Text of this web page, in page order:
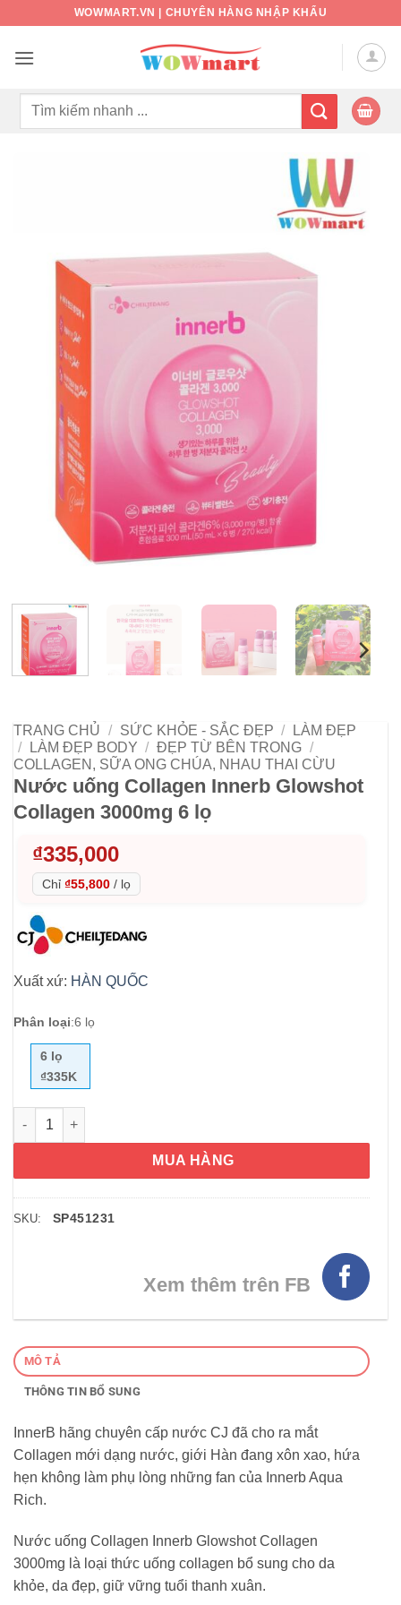
nội
WOWMART.VN | CHUYÊN HÀNG NHẬP KHẨU
Tìm
TRANG CHỦ / SỨC KHỎE - SẮC ĐẸP /
LÀM ĐẸP
/
LÀM ĐẸP BODY / ĐẸP TỪ BÊN TRONG /
COLLAGEN, SỮA ONG CHÚA, NHAU THAI CỪU
Nước uống Collagen Innerb Glowshot
Collagen 3000mg 6 lọ
₫335,000
Chỉ ₫55,800 / lọ
Xuất xứ: HÀN QUỐC
Phân loại:6 lọ
6 lọ
₫335K
Nước uống Collagen Innerb Glowshot Collagen 3000mg 6 lọ
MUA HÀNG
SKU: SP451231
Xem thêm trên FB
MÔ TẢ
THÔNG TIN BỔ SUNG
InnerB hãng chuyên cấp nước CJ đã cho ra mắt
Collagen mới dạng nước, giới Hàn đang xôn xao, hứa
hẹn không làm phụ lòng những fan của Innerb Aqua
Rich.
Nước uống Collagen Innerb Glowshot Collagen
3000mg là loại thức uống collagen bổ sung cho da
khỏe, da đẹp, giữ vững tuổi thanh xuân.